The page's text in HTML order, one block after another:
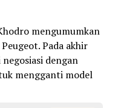
mengumumkan
Pada akhir
dengan
mengganti model